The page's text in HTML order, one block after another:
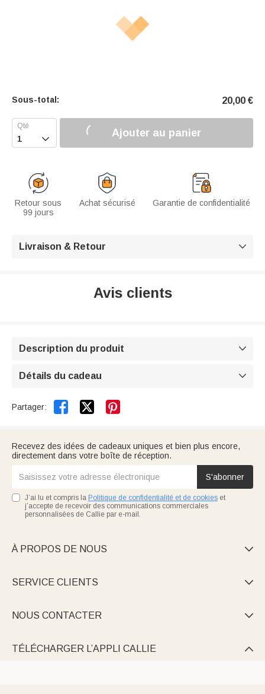
Sous-total: 20,00 €
 Ajouter au panier
Retour sous
99 jours
Achat sécurisé Garantie de confidentialité
Livraison & Retour 
Avis clients
Description du produit 
Détails du cadeau 
Partager:  
Recevez des idées de cadeaux uniques et bien plus encore,
directement dans votre boîte de réception.
S'abonner
J’ai lu et compris la Politique de confidentialité et de cookies et
j’accepte de recevoir des communications commerciales
personnalisées de Callie par e-mail.
À PROPOS DE NOUS 
SERVICE CLIENTS 
NOUS CONTACTER 
TÉLÉCHARGER L’APPLI CALLIE 